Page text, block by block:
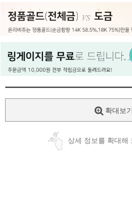
페이코 ID로
확대보기
상세 정보를 확대해